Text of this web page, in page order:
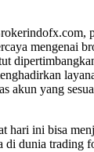
mengenai
akun yang
hari ini bisa
di dunia trading